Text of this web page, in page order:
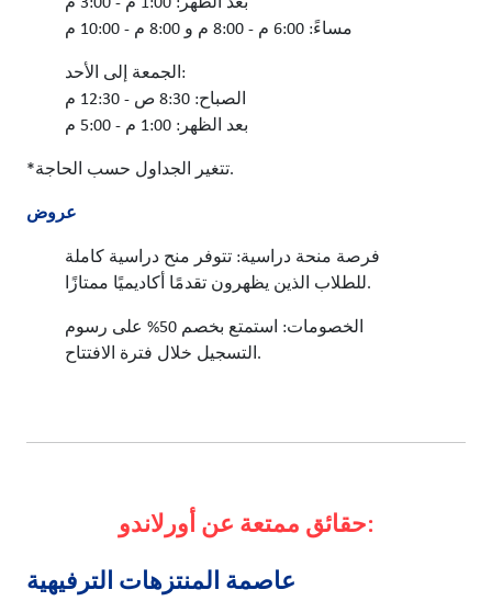
مساءً: 6:00 م - 8:00 م و 8:00 م - 10:00 م
الجمعة إلى الأحد:
الصباح: 8:30 ص - 12:30 م
بعد الظهر: 1:00 م - 5:00 م
*تتغير الجداول حسب الحاجة.
عروض
فرصة منحة دراسية: تتوفر منح دراسية كاملة
للطلاب الذين يظهرون تقدمًا أكاديميًا ممتازًا.
الخصومات: استمتع بخصم 50% على رسوم
التسجيل خلال فترة الافتتاح.
حقائق ممتعة عن أورلاندو:
عاصمة المنتزهات الترفيهية